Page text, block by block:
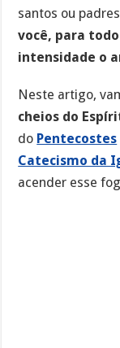
santos ou
você, para
intensidade o
Neste artigo,
cheios do
do Pentecostes
Catecismo da
acender esse